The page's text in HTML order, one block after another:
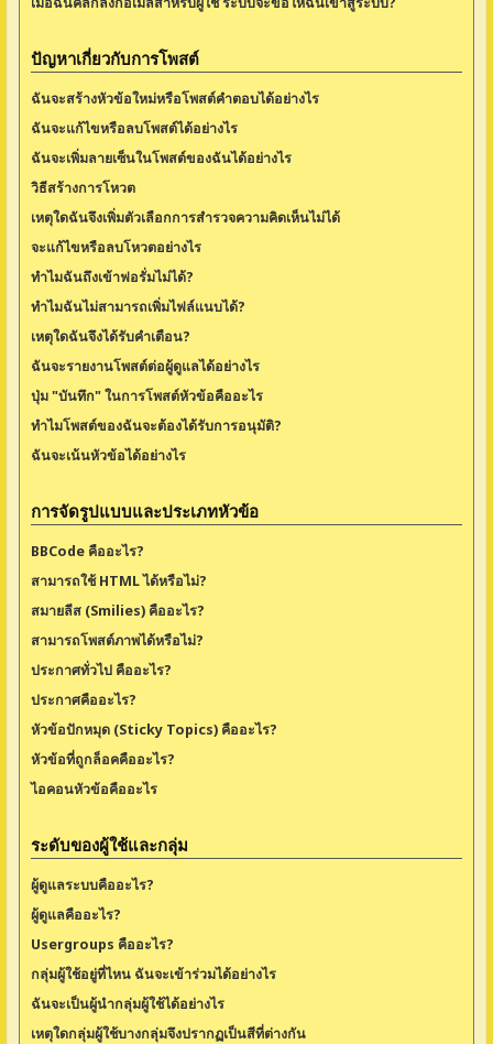
ปัญหาเกี่ยวกับการโพสต์
ฉันจะสร้างหัวข้อใหม่หรือโพสต์คำตอบได้อย่างไร
ฉันจะแก้ไขหรือลบโพสต์ได้อย่างไร
ฉันจะเพิ่มลายเซ็นในโพสต์ของฉันได้อย่างไร
วิธีสร้างการโหวต
เหตุใดฉันจึงเพิ่มตัวเลือกการสำรวจความคิดเห็นไม่ได้
จะแก้ไขหรือลบโหวตอย่างไร
ทำไมฉันถึงเข้าฟอรั่มไม่ได้?
ทำไมฉันไม่สามารถเพิ่มไฟล์แนบได้?
เหตุใดฉันจึงได้รับคำเตือน?
ฉันจะรายงานโพสต์ต่อผู้ดูแลได้อย่างไร
ปุ่ม "บันทึก" ในการโพสต์หัวข้อคืออะไร
ทำไมโพสต์ของฉันจะต้องได้รับการอนุมัติ?
ฉันจะเน้นหัวข้อได้อย่างไร
การจัดรูปแบบและประเภทหัวข้อ
BBCode คืออะไร?
สามารถใช้ HTML ได้หรือไม่?
สมายลีส (Smilies) คืออะไร?
สามารถโพสต์ภาพได้หรือไม่?
ประกาศทั่วไป คืออะไร?
ประกาศคืออะไร?
หัวข้อปักหมุด (Sticky Topics) คืออะไร?
หัวข้อที่ถูกล็อคคืออะไร?
ไอคอนหัวข้อคืออะไร
ระดับของผู้ใช้และกลุ่ม
ผู้ดูแลระบบคืออะไร?
ผู้ดูแลคืออะไร?
Usergroups คืออะไร?
กลุ่มผู้ใช้อยู่ที่ไหน ฉันจะเข้าร่วมได้อย่างไร
ฉันจะเป็นผู้นำกลุ่มผู้ใช้ได้อย่างไร
เหตุใดกลุ่มผู้ใช้บางกลุ่มจึงปรากฏเป็นสีที่ต่างกัน